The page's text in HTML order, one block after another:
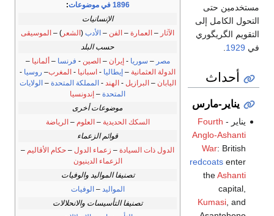
1896 في موضوعات
:
الإنسانيات
الآثار – العمارة – الفن – الأدب ( الشعر ) – الموسيقى
حسب البلد
مصر – سوريا - إيران – الصين - فرنسا – ألمانيا –
الدولة العثمانية – إيطاليا - اسبانيا - المغرب– روسيا -
اليابان – البرازيل - الهند - المملكة المتحدة – الولايات
المتحدة – إندونسيا
موضوعات أخرى
السكك الحديدية – العلوم – الرياضة
قوائم الزعماء
الدول ذات السيادة – زعماء الدول – حكام الأقاليم –
الزعماء الدينيون
تصنيفا المواليد والوفيات
المواليد – الوفيات
تصنيفا التأسيسات والانحلالات
مستخدمين حتى
التحول الكامل إلى
التقويم الگريگوري
في 1929
أحداث
يناير-مارس
يناير - Fourth
Anglo-Ashanti
War: British
redcoatsenter
theAshanti
capital,
Kumasi, and